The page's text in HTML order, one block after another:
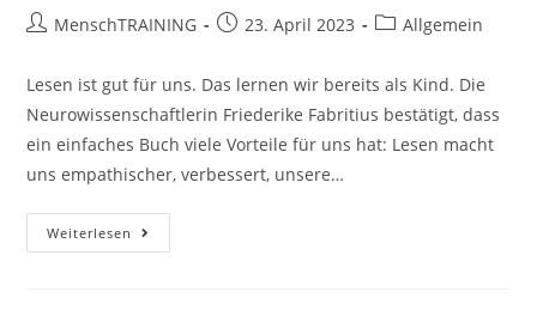
Beitrags-
MenschTRAINING
Beitrag23. April 2023
Beitrags-
Allgemein
Lesen ist gut für uns. Das lernen wir bereits als Kind. Die
Neurowissenschaftlerin Friederike Fabritius bestätigt, dass
ein einfaches Buch viele Vorteile für uns hat: Lesen macht
uns empathischer, verbessert, unsere…
Weiterlesen Welttag
Des